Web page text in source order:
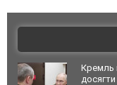
Кремль